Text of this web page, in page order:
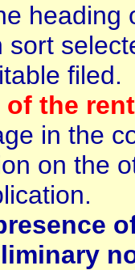
heading
sort
filed.
the
in the
on the